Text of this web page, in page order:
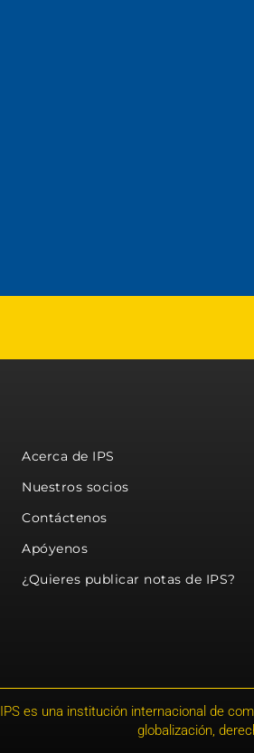
Acerca de IPS
Nuestros socios
Contáctenos
Apóyenos
¿Quieres publicar notas de IPS?
IPS es una institución internacional de
globalización,